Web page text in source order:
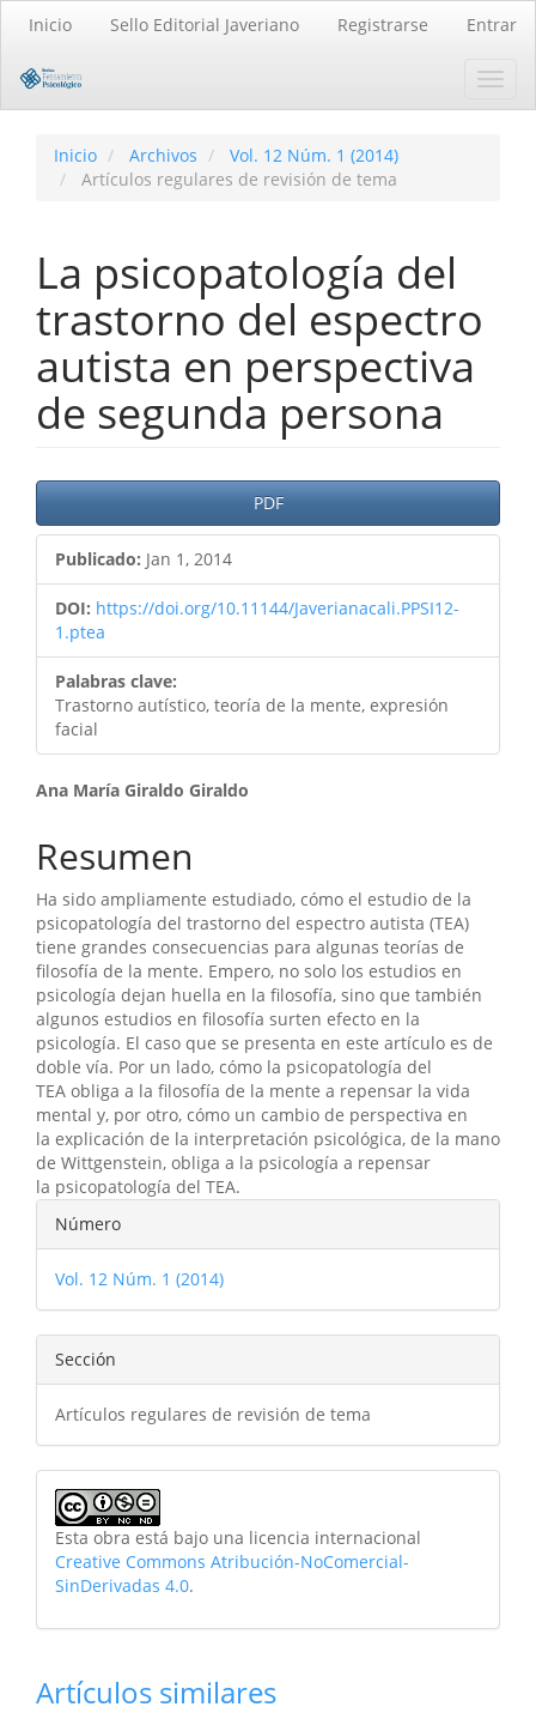
principal
principal
Barra
Inicio Sello Editorial Javeriano Registrarse Entrar
Inicio Archivos
Vol. 12 Núm. 1 (2014)
Artículos regulares de revisión de tema
La psicopatología del
trastorno del espectro
autista en perspectiva
de segunda persona
Barra
lateral
del
artículo
PDF
Publicado: Jan 1, 2014
DOI: https://doi.org/10.11144/Javerianacali.PPSI12-
1.ptea
Palabras clave:
Trastorno autístico, teoría de la mente, expresión
facial
Contenido
principal
del
artículo
Ana María Giraldo Giraldo
Resumen
Ha sido ampliamente estudiado, cómo el estudio de la
psicopatología del trastorno del espectro autista (TEA)
tiene grandes consecuencias para algunas teorías de
filosofía de la mente. Empero, no solo los estudios en
psicología dejan huella en la filosofía, sino que también
algunos estudios en filosofía surten efecto en la
psicología. El caso que se presenta en este artículo es de
doble vía. Por un lado, cómo la psicopatología del
TEA obliga a la filosofía de la mente a repensar la vida
mental y, por otro, cómo un cambio de perspectiva en
la explicación de la interpretación psicológica, de la mano
de Wittgenstein, obliga a la psicología a repensar
la psicopatología del TEA.
Detalles
del
artículo
Número
Vol. 12 Núm. 1 (2014)
Sección
Artículos regulares de revisión de tema
Esta obra está bajo una licencia internacional
Creative Commons Atribución-NoComercial-
SinDerivadas 4.0.
Artículos similares